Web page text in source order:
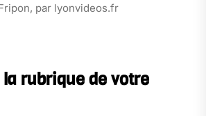
par lyonvideos.fr
rubrique de votre